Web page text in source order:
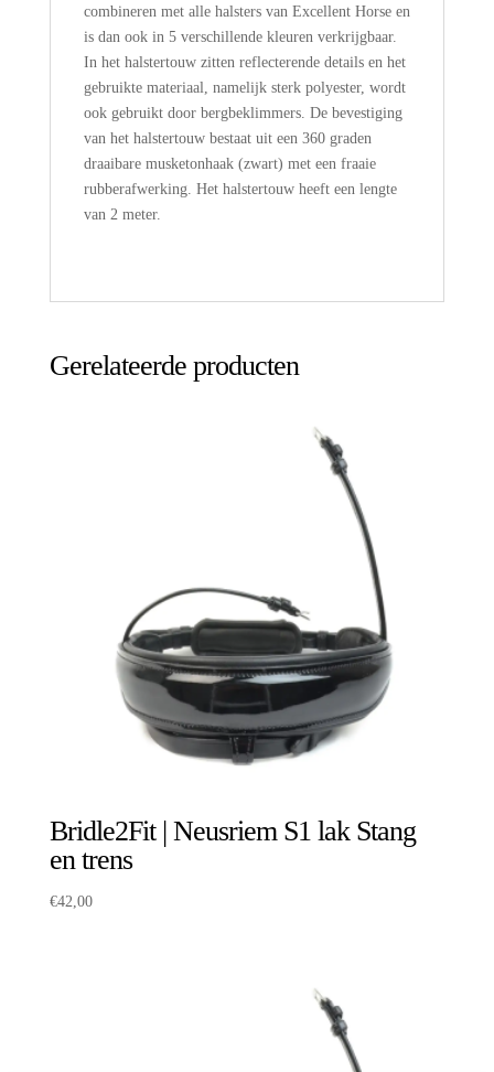
combineren met alle halsters van Excellent Horse en
is dan ook in 5 verschillende kleuren verkrijgbaar.
In het halstertouw zitten reflecterende details en het
gebruikte materiaal, namelijk sterk polyester, wordt
ook gebruikt door bergbeklimmers. De bevestiging
van het halstertouw bestaat uit een 360 graden
draaibare musketonhaak (zwart) met een fraaie
rubberafwerking. Het halstertouw heeft een lengte
van 2 meter.
Gerelateerde producten
Bridle2Fit | Neusriem S1 lak Stang
en trens
€42,00